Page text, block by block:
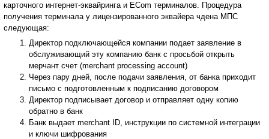
карточного интернет-эквайринга и ECom терминалов. Процедура
получения терминала у лицензированного эквайера чдена МПС
следующая:
Директор подключающейся компании подает заявление в
обслуживающий эту компанию банк с просьбой открыть
мерчант счет (merchant processing account)
Через пару дней, после подачи заявления, от банка приходит
письмо с подготовленным к подписанию договором
Директор подписывает договор и отправляет одну копию
обратно в банк
Банк выдает merchant ID, инструкции по системной интеграции
и ключи шифрования